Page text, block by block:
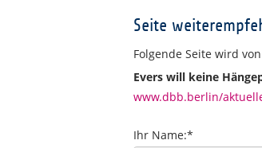
Seite
Folgende Seite wird
Evers will keine
www.dbb.berlin/
Ihr Name:*